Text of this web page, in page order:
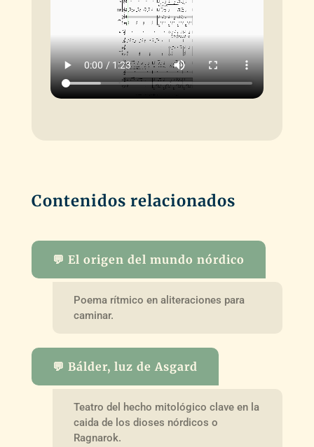
Contenidos relacionados
💬 El origen del mundo nórdico
Poema rítmico en aliteraciones para
caminar.
💬 Bálder, luz de Asgard
Teatro del hecho mitológico clave en la
caida de los dioses nórdicos o
Ragnarok.